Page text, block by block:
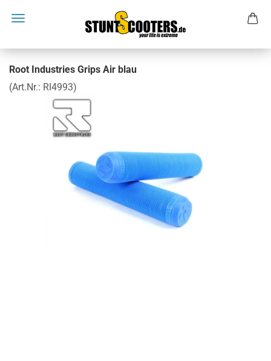
Root Industries Grips Air blau
(Art.Nr.: RI4993)